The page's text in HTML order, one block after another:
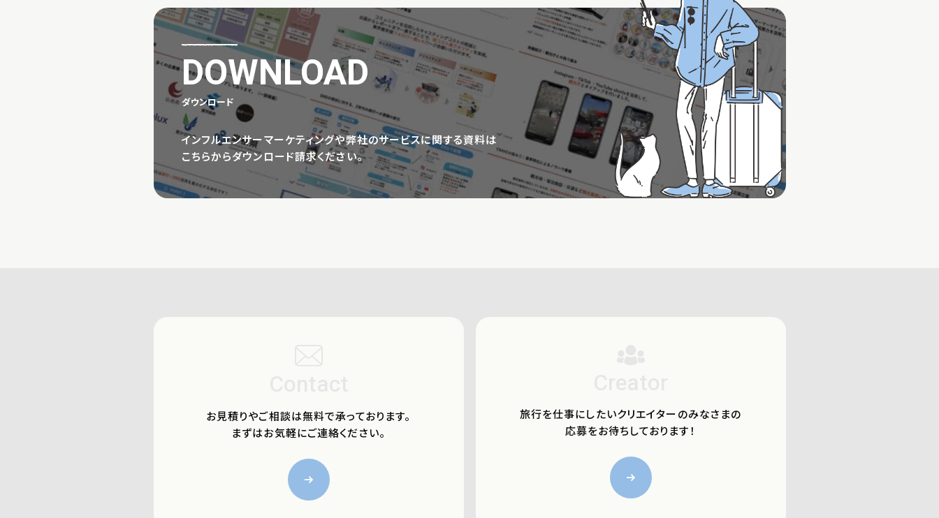
DOWNLOAD
ダウンロード
インフルエンサーマーケティングや弊社のサービスに関する資料は
こちらからダウンロード請求ください。
お見積りやご相談は無料で承っております。
まずはお気軽にご連絡ください。
旅行を仕事にしたいクリエイターのみなさまの
応募をお待ちしております！